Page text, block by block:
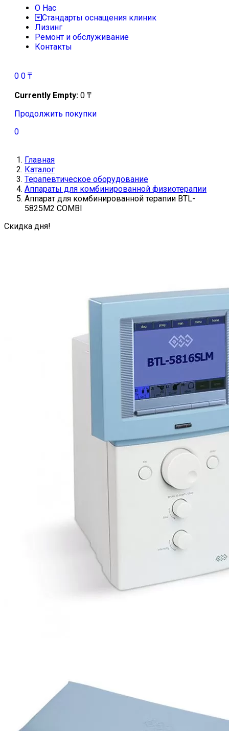
О Нас
Стандарты оснащения клиник
Лизинг
Ремонт и обслуживание
Контакты
0 0 ₸
Currently Empty: 0 ₸
Продолжить покупки
0
Главная
Каталог
Терапевтическое оборудование
Аппараты для комбинированной физиотерапии
Аппарат для комбинированной терапии BTL-
5825M2 COMBI
Скидка дня!